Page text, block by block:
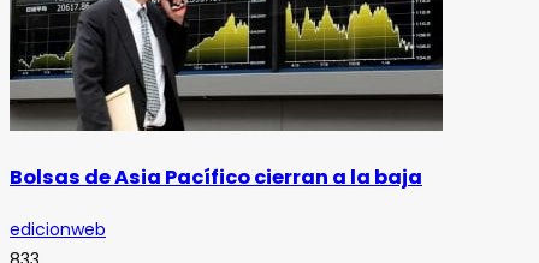
Bolsas de Asia Pacífico cierran a la baja
edicionweb